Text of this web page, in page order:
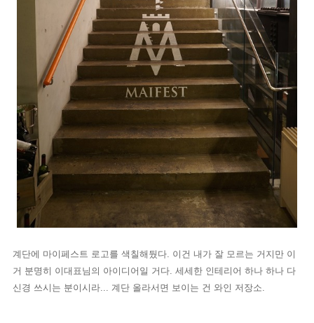
계단에 마이페스트 로고를 색칠해뒀다. 이건 내가 잘 모르는 거지만 이
거 분명히 이대표님의 아이디어일 거다. 세세한 인테리어 하나 하나 다
신경 쓰시는 분이시라... 계단 올라서면 보이는 건 와인 저장소.